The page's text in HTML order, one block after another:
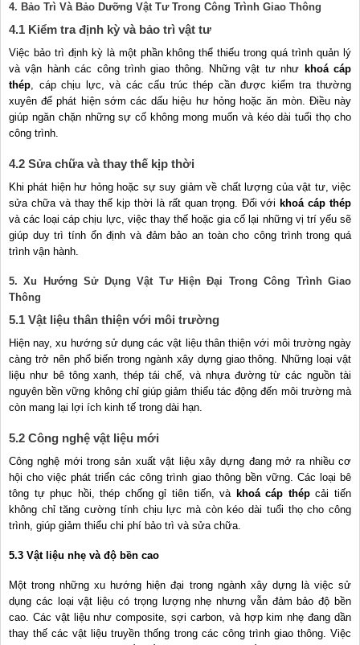
4. Bảo Trì Và Bảo Dưỡng Vật Tư Trong Công Trình Giao Thông
4.1 Kiểm tra định kỳ và bảo trì vật tư
Việc bảo trì định kỳ là một phần không thể thiếu trong quá trình quản lý
và vận hành các công trình giao thông. Những vật tư như khoá cáp
thép, cáp chịu lực, và các cấu trúc thép cần được kiểm tra thường
xuyên để phát hiện sớm các dấu hiệu hư hỏng hoặc ăn mòn. Điều này
giúp ngăn chặn những sự cố không mong muốn và kéo dài tuổi thọ cho
công trình.
4.2 Sửa chữa và thay thế kịp thời
Khi phát hiện hư hỏng hoặc sự suy giảm về chất lượng của vật tư, việc
sửa chữa và thay thế kịp thời là rất quan trọng. Đối với khoá cáp thép
và các loại cáp chịu lực, việc thay thế hoặc gia cố lại những vị trí yếu sẽ
giúp duy trì tính ổn định và đảm bảo an toàn cho công trình trong quá
trình vận hành.
5. Xu Hướng Sử Dụng Vật Tư Hiện Đại Trong Công Trình Giao
Thông
5.1 Vật liệu thân thiện với môi trường
Hiện nay, xu hướng sử dụng các vật liệu thân thiện với môi trường ngày
càng trở nên phổ biến trong ngành xây dựng giao thông. Những loại vật
liệu như bê tông xanh, thép tái chế, và nhựa đường từ các nguồn tài
nguyên bền vững không chỉ giúp giảm thiểu tác động đến môi trường mà
còn mang lại lợi ích kinh tế trong dài hạn.
5.2 Công nghệ vật liệu mới
Công nghệ mới trong sản xuất vật liệu xây dựng đang mở ra nhiều cơ
hội cho việc phát triển các công trình giao thông bền vững. Các loại bê
tông tự phục hồi, thép chống gỉ tiên tiến, và khoá cáp thépcải tiến
không chỉ tăng cường tính chịu lực mà còn kéo dài tuổi thọ cho công
trình, giúp giảm thiểu chi phí bảo trì và sửa chữa.
5.3 Vật liệu nhẹ và độ bền cao
Một trong những xu hướng hiện đại trong ngành xây dựng là việc sử
dụng các loại vật liệu có trọng lượng nhẹ nhưng vẫn đảm bảo độ bền
cao. Các vật liệu như composite, sợi carbon, và hợp kim nhẹ đang dần
thay thế các vật liệu truyền thống trong các công trình giao thông. Việc